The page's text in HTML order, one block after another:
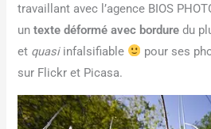
travaillant avec l’agence BIOS
untexte déformé avec bordure du
et quasiinfalsifiable
pour ses
sur Flickr et Picasa.